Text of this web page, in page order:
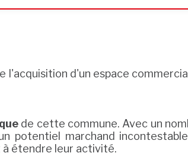
l'acquisition d'un espace
de cette commune. Avec un
potentiel marchand
étendre leur activité.